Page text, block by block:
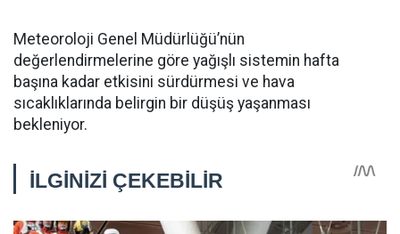
Meteoroloji Genel Müdürlüğü’nün
değerlendirmelerine göre yağışlı sistemin hafta
başına kadar etkisini sürdürmesi ve hava
sıcaklıklarında belirgin bir düşüş yaşanması
bekleniyor.